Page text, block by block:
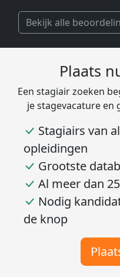
Bekijk alle
Plaats
Een stagiair zoeken
je stagevacature en
Stagiairs van
opleidingen
Grootste
Al meer dan
Nodig
de knop